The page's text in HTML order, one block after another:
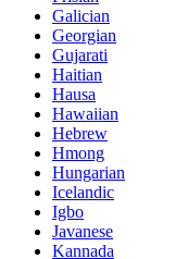
Galician
Georgian
Gujarati
Haitian
Hausa
Hawaiian
Hebrew
Hmong
Hungarian
Icelandic
Igbo
Javanese
Kannada